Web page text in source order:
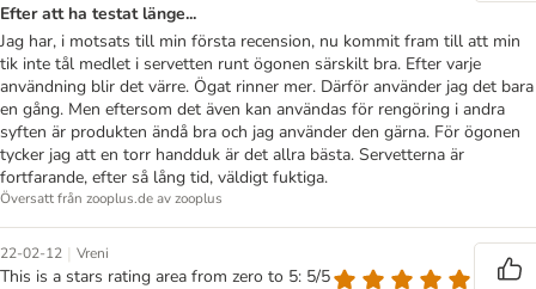
Efter att ha testat länge...
Jag har, i motsats till min första recension, nu kommit fram till att min
tik inte tål medlet i servetten runt ögonen särskilt bra. Efter varje
användning blir det värre. Ögat rinner mer. Därför använder jag det bara
en gång. Men eftersom det även kan användas för rengöring i andra
syften är produkten ändå bra och jag använder den gärna. För ögonen
tycker jag att en torr handduk är det allra bästa. Servetterna är
fortfarande, efter så lång tid, väldigt fuktiga.
Översatt från zooplus.de av zooplus
22-02-12 | Vreni
This is a stars rating area from zero to 5: 5/5